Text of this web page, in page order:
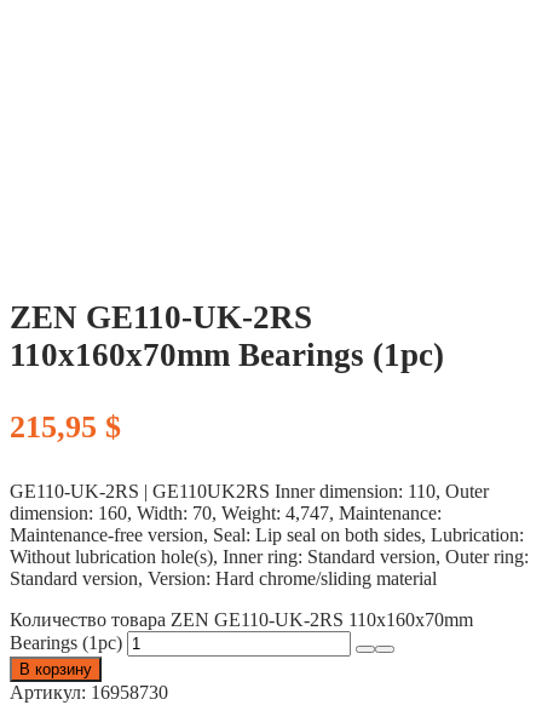
ZEN GE110-UK-2RS
110x160x70mm Bearings (1pc)
215,95 $
GE110-UK-2RS | GE110UK2RS Inner dimension: 110, Outer
dimension: 160, Width: 70, Weight: 4,747, Maintenance:
Maintenance-free version, Seal: Lip seal on both sides, Lubrication:
Without lubrication hole(s), Inner ring: Standard version, Outer ring:
Standard version, Version: Hard chrome/sliding material
Количество товара ZEN GE110-UK-2RS 110x160x70mm
Bearings (1pc)
В корзину
Артикул: 16958730